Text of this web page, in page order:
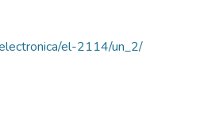
el-2114/un_2/